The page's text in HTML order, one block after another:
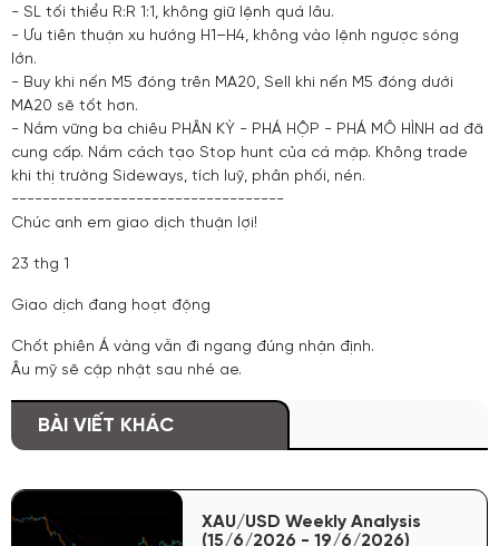
- SL tối thiểu R:R 1:1, không giữ lệnh quá lâu.
- Ưu tiên thuận xu hướng H1–H4, không vào lệnh ngược sóng
lớn.
- Buy khi nến M5 đóng trên MA20, Sell khi nến M5 đóng dưới
MA20 sẽ tốt hơn.
- Nắm vững ba chiêu PHÂN KỲ - PHÁ HỘP - PHÁ MÔ HÌNH ad đã
cung cấp. Nắm cách tạo Stop hunt của cá mập. Không trade
khi thị trường Sideways, tích luỹ, phân phối, nén.
-----------------------------------
Chúc anh em giao dịch thuận lợi!
23 thg 1
Giao dịch đang hoạt động
Chốt phiên Á vàng vẫn đi ngang đúng nhận định.
Âu mỹ sẽ cập nhật sau nhé ae.
BÀI VIẾT KHÁC
XAU/USD Weekly Analysis
(15/6/2026 - 19/6/2026)